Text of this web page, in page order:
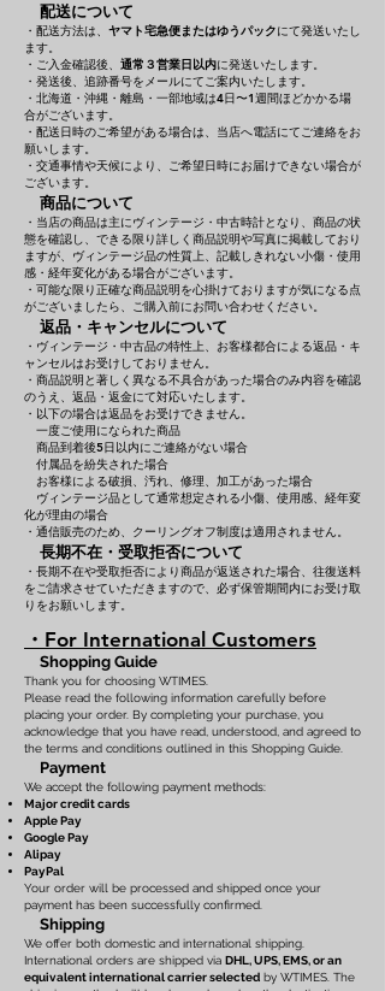
配送について
・配送方法は、 ヤマト宅急便またはゆうパックにて発送いたし
ます。
・ご入金確認後、 通常３営業日以内に発送いたします。
・発送後、追跡番号をメールにてご案内いたします。
・北海道・沖縄・離島・一部地域は4日〜1週間ほどかかる場
合がございます。
・配送日時のご希望がある場合は、当店へ電話にてご連絡をお
願いします。
・交通事情や天候により、ご希望日時にお届けできない場合が
ございます。
商品について
・当店の商品は主にヴィンテージ・中古時計となり、商品の状
態を確認し、できる限り詳しく商品説明や写真に掲載しており
ますが、ヴィンテージ品の性質上、記載しきれない小傷・使用
感・経年変化がある場合がございます。
・可能な限り正確な商品説明を心掛けておりますが気になる点
がございましたら、ご購入前にお問い合わせください。
返品・キャンセルについて
・ヴィンテージ・中古品の特性上、お客様都合による返品・キ
ャンセルはお受けしておりません。
・商品説明と著しく異なる不具合があった場合のみ内容を確認
のうえ、返品・返金にて対応いたします。
・以下の場合は返品をお受けできません。
一度ご使用になられた商品
商品到着後5日以内にご連絡がない場合
付属品を紛失された場合
お客様による破損、汚れ、修理、加工があった場合
ヴィンテージ品として通常想定される小傷、使用感、経年変
化が理由の場合
・通信販売のため、クーリングオフ制度は適用されません。
長期不在・受取拒否について
・長期不在や受取拒否により商品が返送された場合、往復送料
をご請求させていただきますので、必ず保管期間内にお受け取
りをお願いします。
・For International Customers
Shopping Guide
Thank you for choosing WTIMES.
Please read the following information carefully before
placing your order. By completing your purchase, you
acknowledge that you have read, understood, and agreed to
the terms and conditions outlined in this Shopping Guide.
Payment
We accept the following payment methods:
Major credit cards
Apple Pay
Google Pay
Alipay
PayPal
Your order will be processed and shipped once your
payment has been successfully confirmed.
Shipping
We offer both domestic and international shipping.
International orders are shipped via DHL, UPS, EMS, or an
equivalent international carrier selected by WTIMES. The